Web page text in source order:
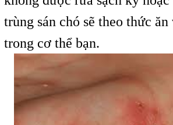
trùng sán chó sẽ theo thức
trong cơ thể bạn.